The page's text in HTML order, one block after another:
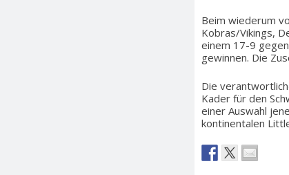
Beim wiederum
Kobras/Vikings,
einem 17-9
gewinnen. Die
Die
Kader für den
einer Auswahl
kontinentalen